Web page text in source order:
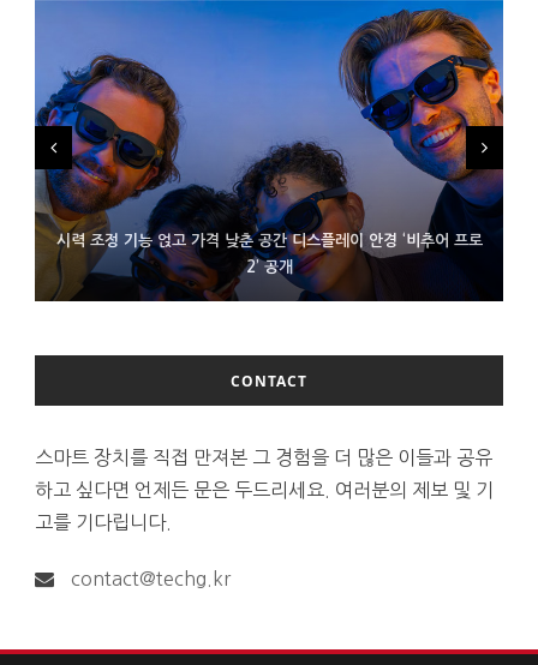
시력 조정 기능 얹고 가격 낮춘 공간 디스플레이 안경 ‘비추어 프로
2’ 공개
D램 부족에 10억달러어치 아이폰18 프로세서 패키징 대기 중
300~400달러 반지형 스피커 준비하는 오픈AI
CONTACT
스마트 장치를 직접 만져본 그 경험을 더 많은 이들과 공유
하고 싶다면 언제든 문은 두드리세요. 여러분의 제보 및 기
고를 기다립니다.
contact@techg.kr